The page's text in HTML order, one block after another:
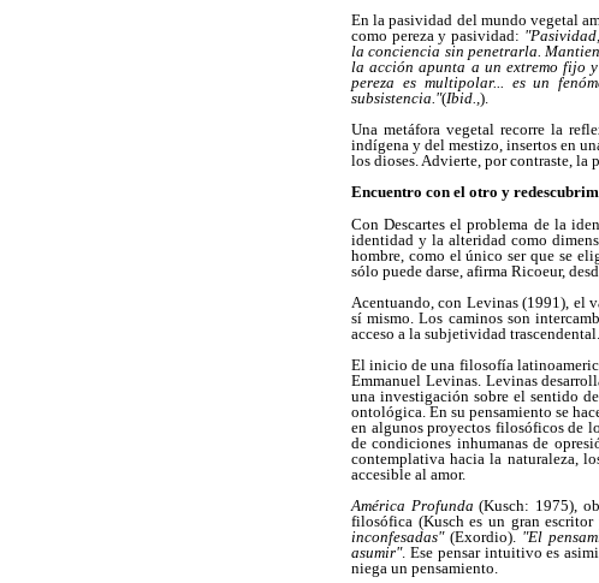
En la pasividad del mundo vegetal
como pereza y pasividad:
la conciencia sin penetrarla.
la acción apunta a un extremo fijo
pereza es multipolar... es un
subsistencia."(Ibid., ).
Una metáfora vegetal recorre la
indígena y del mestizo, insertos en
los dioses. Advierte, por contraste, la
Encuentro con el otro y
Con Descartes el problema de la
identidad y la alteridad como
hombre, como el único ser que se
sólo puede darse, afirma Ricoeur,
Acentuando, con Levinas (1991), el
sí mismo. Los caminos son
acceso a la subjetividad trascendental.
El inicio de una filosofía
Emmanuel Levinas. Levinas
una investigación sobre el sentido
ontológica. En su pensamiento se
en algunos proyectos filosóficos de
de condiciones inhumanas de
contemplativa hacia la naturaleza,
accesible al amor.
América Profunda(Kusch: 1975),
filosófica (Kusch es un gran
inconfesadas"(Exordio). "El
asumir". Ese pensar intuitivo es
niega un pensamiento.